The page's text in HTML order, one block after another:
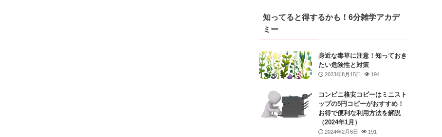
ー知ってると得するかも！6分雑学アカデ
ミー
身近な毒草に注意！知っておき
たい危険性と対策
2023年8月15日 194
コンビニ格安コピーはミニスト
ップの5円コピーがおすすめ！
お得で便利な利用方法を解説
（2024年1月）
2024年2月6日 191